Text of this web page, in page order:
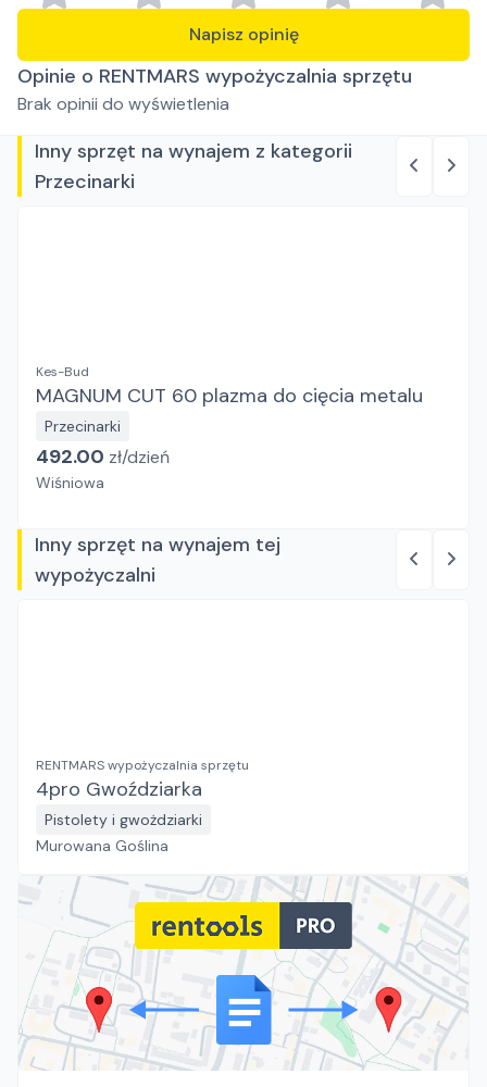
Napisz opinię
Opinie o RENTMARS wypożyczalnia sprzętu
Brak opinii do wyświetlenia
Inny sprzęt na wynajem z kategorii
Przecinarki
Kes-Bud
MAGNUM CUT 60 plazma do cięcia metalu
Przecinarki
492.00 zł/dzień
Wiśniowa
Inny sprzęt na wynajem tej
wypożyczalni
RENTMARS wypożyczalnia sprzętu
4pro Gwoździarka
Pistolety i gwożdziarki
Murowana Goślina